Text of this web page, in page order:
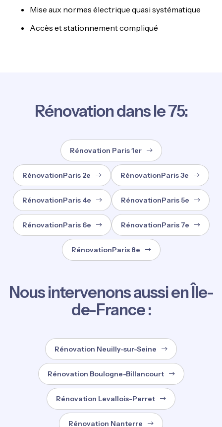
Mise aux normes électrique quasi systématique
Accès et stationnement compliqué
Rénovation dans le 75:
Rénovation Paris 1er
RénovationParis 2e RénovationParis 3e
RénovationParis 4e RénovationParis 5e
RénovationParis 6e RénovationParis 7e
RénovationParis 8e
Nous intervenons aussi en Île-
de-France :
Rénovation Neuilly-sur-Seine
Rénovation Boulogne-Billancourt
Rénovation Levallois-Perret
Rénovation Nanterre